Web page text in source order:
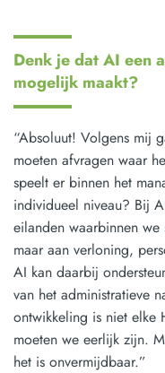
Denk je dat AI een
mogelijk maakt?
“Absoluut! Volgens mij
moeten afvragen waar
speelt er binnen het
individueel niveau? Bij
eilanden waarbinnen we
maar aan verloning,
AI kan daarbij
van het administratieve
ontwikkeling is niet elke
moeten we eerlijk zijn.
het is onvermijdbaar.”